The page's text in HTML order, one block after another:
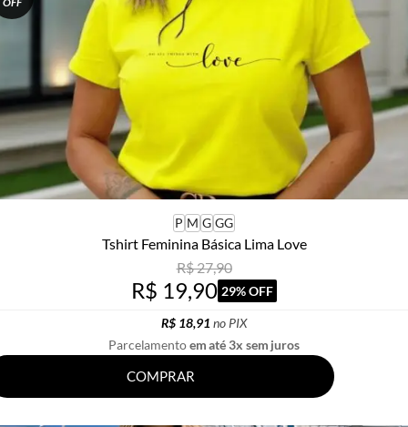
P M G GG
Tshirt Feminina Básica Lima Love
R$ 27,90
R$ 19,90 29% OFF
R$ 18,91 no PIX
Parcelamentoem até 3x sem juros
COMPRAR